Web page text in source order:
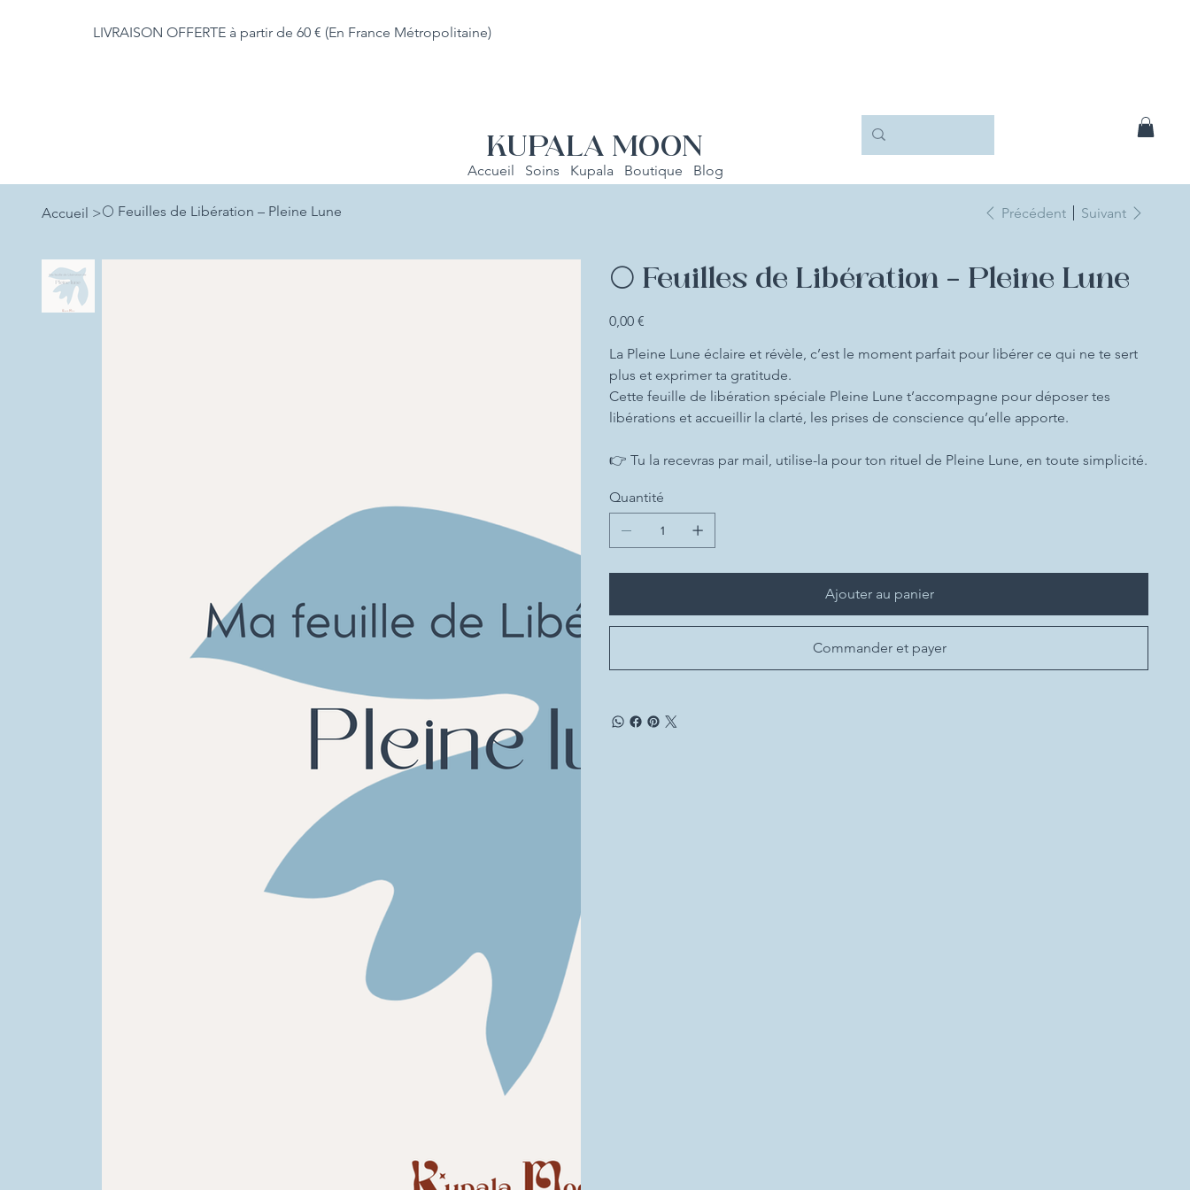
LIVRAISON OFFERTE à partir de 60 € (En France Métropolitaine)
Accueil Soins Kupala Boutique Blog
KUPALA MOON
Accueil >🌕 Feuilles de Libération – Pleine Lune Précédent Suivant
🌕 Feuilles de Libération – Pleine Lune
Prix
0,00 €
La Pleine Lune éclaire et révèle, c’est le moment parfait pour libérer ce qui ne te sert
plus et exprimer ta gratitude.
Cette feuille de libération spéciale Pleine Lune t’accompagne pour déposer tes
libérations et accueillir la clarté, les prises de conscience qu’elle apporte.
👉 Tu la recevras par mail, utilise-la pour ton rituel de Pleine Lune, en toute simplicité.
Quantité
Ajouter au panier
Commander et payer